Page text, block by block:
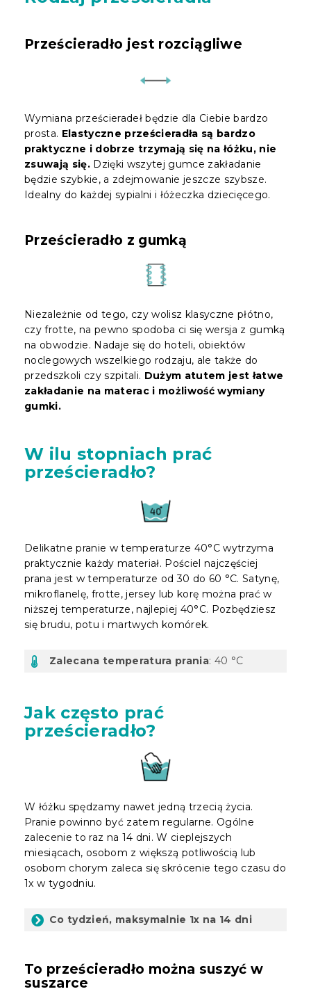
Prześcieradło jest rozciągliwe
Wymiana prześcieradeł będzie dla Ciebie bardzo
prosta. Elastyczne prześcieradła są bardzo
praktyczne i dobrze trzymają się na łóżku, nie
zsuwają się. Dzięki wszytej gumce zakładanie
będzie szybkie, a zdejmowanie jeszcze szybsze.
Idealny do każdej sypialni i łóżeczka dziecięcego.
Prześcieradło z gumką
Niezależnie od tego, czy wolisz klasyczne płótno,
czy frotte, na pewno spodoba ci się wersja z gumką
na obwodzie. Nadaje się do hoteli, obiektów
noclegowych wszelkiego rodzaju, ale także do
przedszkoli czy szpitali. Dużym atutem jest łatwe
zakładanie na materac i możliwość wymiany
gumki.
W ilu stopniach prać
prześcieradło?
Delikatne pranie w temperaturze 40°C wytrzyma
praktycznie każdy materiał. Pościel najczęściej
prana jest w temperaturze od 30 do 60 °C. Satynę,
mikroflanelę, frotte, jersey lub korę można prać w
niższej temperaturze, najlepiej 40°C. Pozbędziesz
się brudu, potu i martwych komórek.
Zalecana temperatura prania: 40 °C
Jak często prać
prześcieradło?
W łóżku spędzamy nawet jedną trzecią życia.
Pranie powinno być zatem regularne. Ogólne
zalecenie to raz na 14 dni. W cieplejszych
miesiącach, osobom z większą potliwością lub
osobom chorym zaleca się skrócenie tego czasu do
1x w tygodniu.
Co tydzień, maksymalnie 1x na 14 dni
To prześcieradło można suszyć w
suszarce